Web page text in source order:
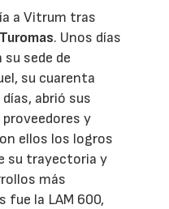
a Vitrum tras
Turomas. Unos días
sede de
su cuarenta
abrió sus
y
ellos los logros
su trayectoria y
más
fue la LAM 600,